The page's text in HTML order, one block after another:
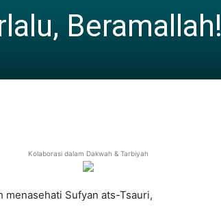
Beramallah!
Kolaborasi dalam Dakwah & Tarbiyah
menasehati Sufyan ats-Tsauri,